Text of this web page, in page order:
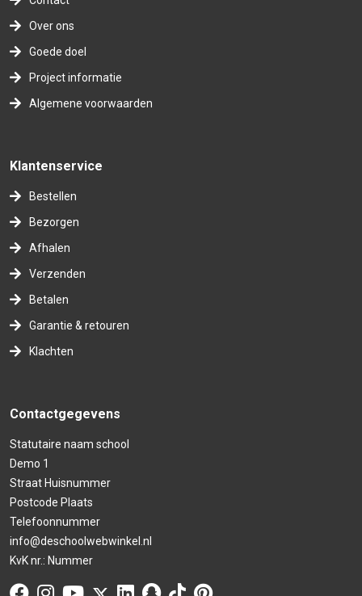
Over ons
Goede doel
Project informatie
Algemene voorwaarden
Klantenservice
Bestellen
Bezorgen
Afhalen
Verzenden
Betalen
Garantie & retouren
Klachten
Contactgegevens
Statutaire naam school
Demo 1
Straat Huisnummer
Postcode Plaats
Telefoonnummer
info@deschoolwebwinkel.nl
KvK nr.: Nummer